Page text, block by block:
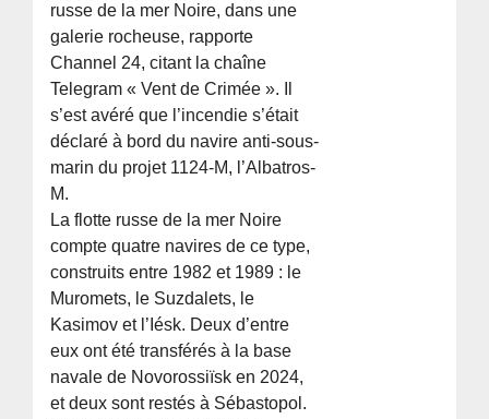
russe de la mer Noire, dans une
galerie rocheuse, rapporte
Channel 24, citant la chaîne
Telegram « Vent de Crimée ». Il
s’est avéré que l’incendie s’était
déclaré à bord du navire anti-sous-
marin du projet 1124-M, l’Albatros-
M.
La flotte russe de la mer Noire
compte quatre navires de ce type,
construits entre 1982 et 1989 : le
Muromets, le Suzdalets, le
Kasimov et l’Iésk. Deux d’entre
eux ont été transférés à la base
navale de Novorossiïsk en 2024,
et deux sont restés à Sébastopol.